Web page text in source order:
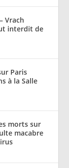
Vrach
interdit de
Paris
à la Salle
morts sur
macabre